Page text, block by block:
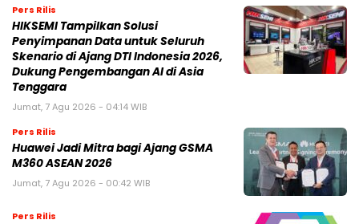
Pers Rilis
HIKSEMI Tampilkan Solusi
Penyimpanan Data untuk Seluruh
Skenario di Ajang DTI Indonesia 2026,
Dukung Pengembangan AI di Asia
Tenggara
Jumat, 7 Agu 2026 - 04:14 WIB
Pers Rilis
Huawei Jadi Mitra bagi Ajang GSMA
M360 ASEAN 2026
Jumat, 7 Agu 2026 - 00:42 WIB
Pers Rilis